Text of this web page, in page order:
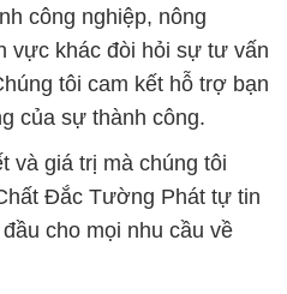
công nghiệp, nông
vực khác đòi hỏi sự tư vấn
tôi cam kết hỗ trợ bạn
của sự thành công.
và giá trị mà chúng tôi
Đắc Tường Phát tự tin
cho mọi nhu cầu về